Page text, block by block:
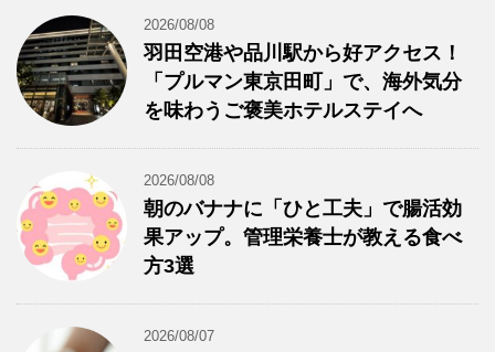
2026/08/08
羽田空港や品川駅から好アクセス！
「プルマン東京田町」で、海外気分
を味わうご褒美ホテルステイへ
2026/08/08
朝のバナナに「ひと工夫」で腸活効
果アップ。管理栄養士が教える食べ
方3選
2026/08/07